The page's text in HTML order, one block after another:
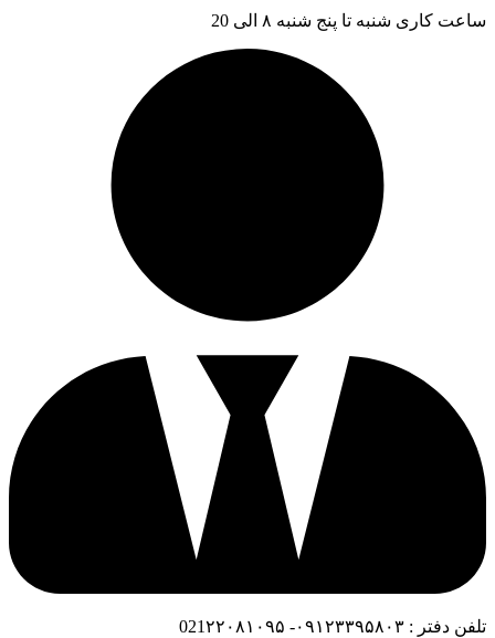
ساعت کاری شنبه تا پنج شنبه ۸ الی 20
تلفن دفتر : ۰۹۱۲۳۳۹۵۸۰۳- 021۲۲۰۸۱۰۹۵